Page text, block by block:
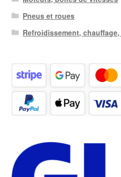
Pneus et roues
Refroidissement,